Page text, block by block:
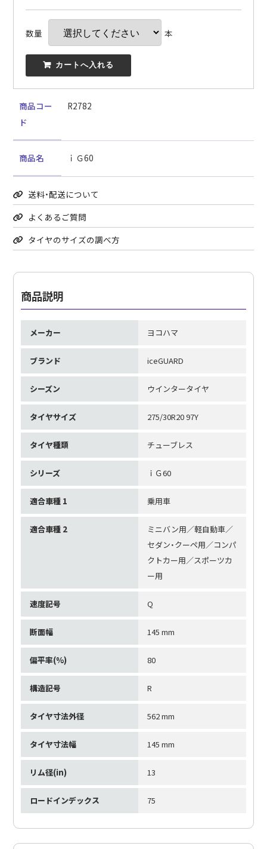
数量 本
 カートへ入れる
商品コー
ド
R2782
商品名 ｉＧ60
送料・配送について
よくあるご質問
タイヤのサイズの調べ方
商品説明
メーカー ヨコハマ
ブランド iceGUARD
シーズン ウインタータイヤ
タイヤサイズ 275/30R20 97Y
タイヤ種類 チューブレス
シリーズ ｉＧ60
適合車種 1 乗用車
適合車種 2
ミニバン用／軽自動車／
セダン・クーペ用／コンパ
クトカー用／スポーツカ
ー用
速度記号 Q
断面幅 145 mm
偏平率(%) 80
構造記号 R
タイヤ寸法外径 562 mm
タイヤ寸法幅 145 mm
リム径(in) 13
ロードインデックス 75